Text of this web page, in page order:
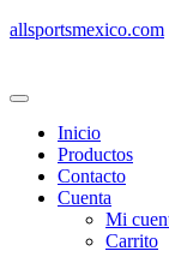
allsportsmexico.com
Inicio
Productos
Contacto
Cuenta
Mi
Carrito